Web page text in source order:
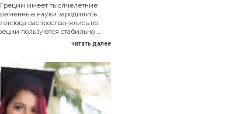
имеет тысячелетние
науки зародились
распространялись по
пользуются стабильно …
читать далее